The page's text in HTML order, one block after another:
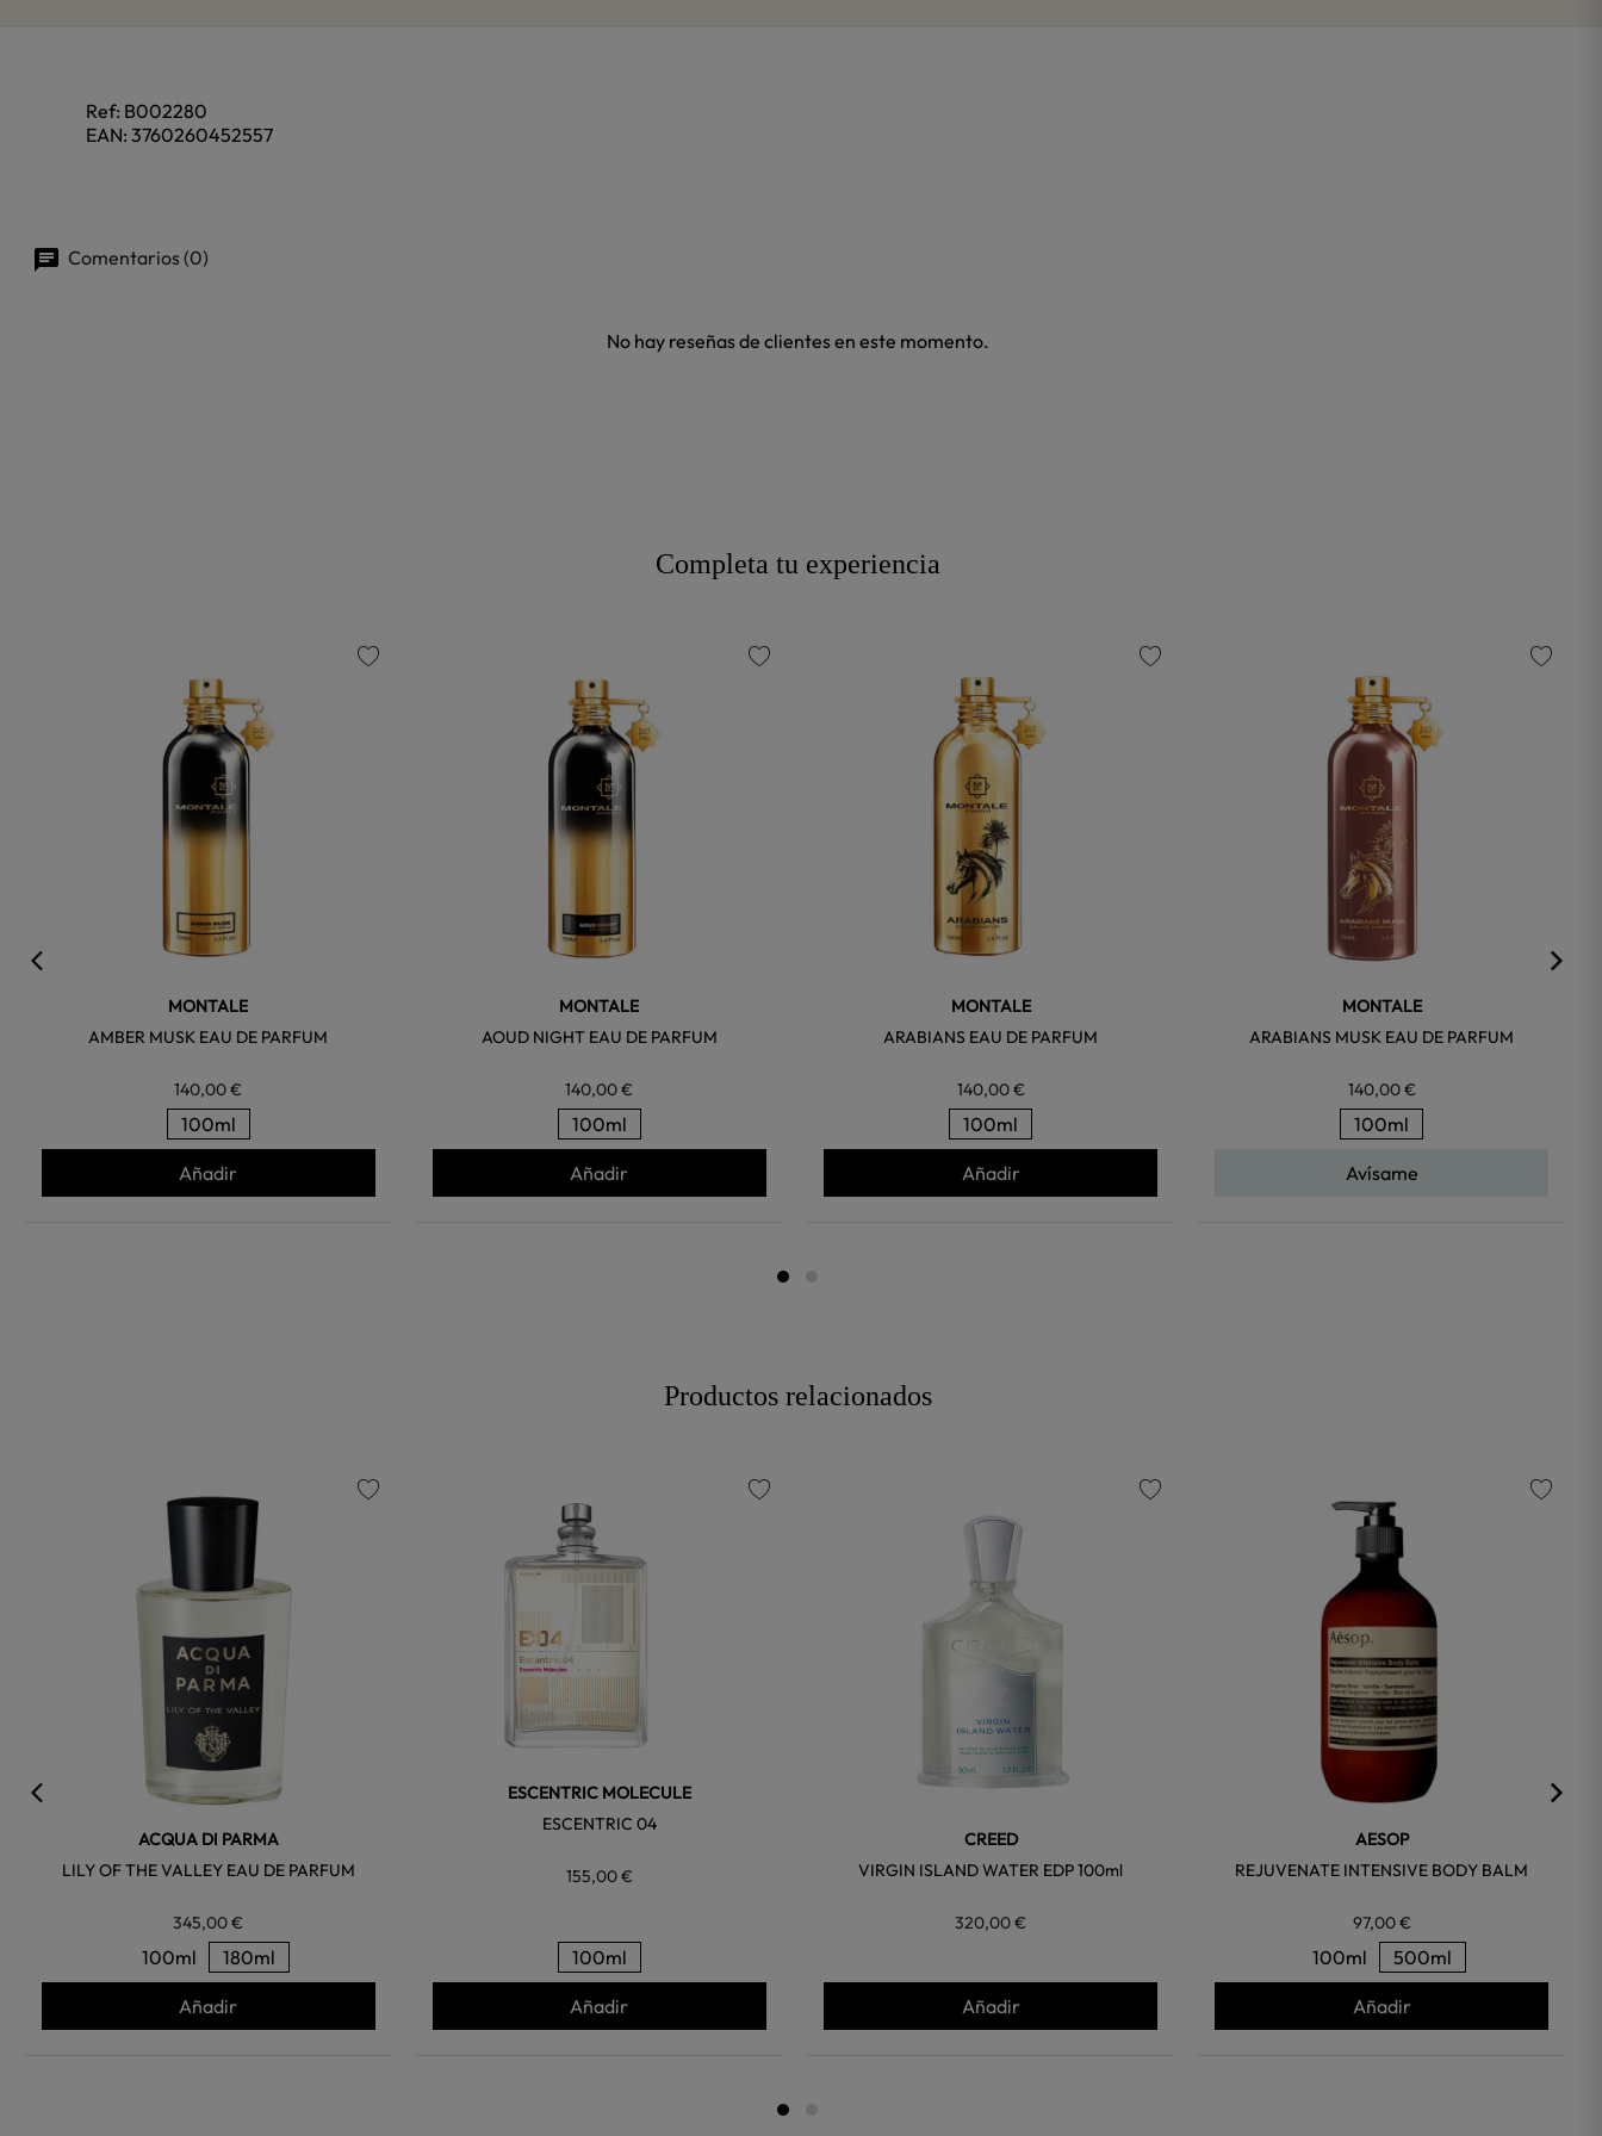
Ref: B002280
EAN: 3760260452557
Comentarios (0)
No hay reseñas de clientes en este momento.
Completa tu experiencia
MONTALE
AMBER MUSK EAU DE PARFUM
140,00 €
100ml
Añadir
MONTALE
AOUD NIGHT EAU DE PARFUM
140,00 €
100ml
Añadir
MONTALE
ARABIANS EAU DE PARFUM
140,00 €
100ml
Añadir
MONTALE
ARABIANS MUSK EAU DE PARFUM
140,00 €
100ml
Avísame
Productos relacionados
ACQUA DI PARMA
LILY OF THE VALLEY EAU DE PARFUM
345,00 €
100ml 180ml
Añadir
ESCENTRIC MOLECULE
ESCENTRIC 04
155,00 €
100ml
Añadir
CREED
VIRGIN ISLAND WATER EDP 100ml
320,00 €
Añadir
AESOP
REJUVENATE INTENSIVE BODY BALM
97,00 €
100ml 500ml
Añadir